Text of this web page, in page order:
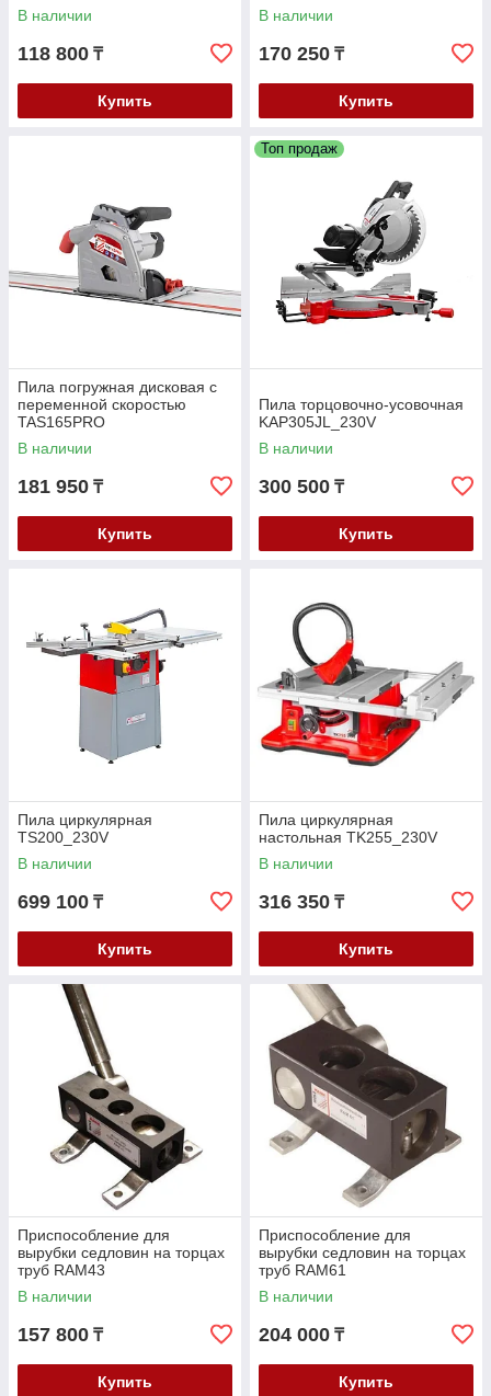
В наличии
118 800 ₸
Купить
В наличии
170 250 ₸
Купить
Пила погружная дисковая с
переменной скоростью
TAS165PRO
В наличии
181 950 ₸
Купить
Топ продаж
Пила торцовочно-усовочная
KAP305JL_230V
В наличии
300 500 ₸
Купить
Пила циркулярная
TS200_230V
В наличии
699 100 ₸
Купить
Пила циркулярная
настольная TK255_230V
В наличии
316 350 ₸
Купить
Приспособление для
вырубки седловин на торцах
труб RAM43
В наличии
157 800 ₸
Купить
Приспособление для
вырубки седловин на торцах
труб RAM61
В наличии
204 000 ₸
Купить